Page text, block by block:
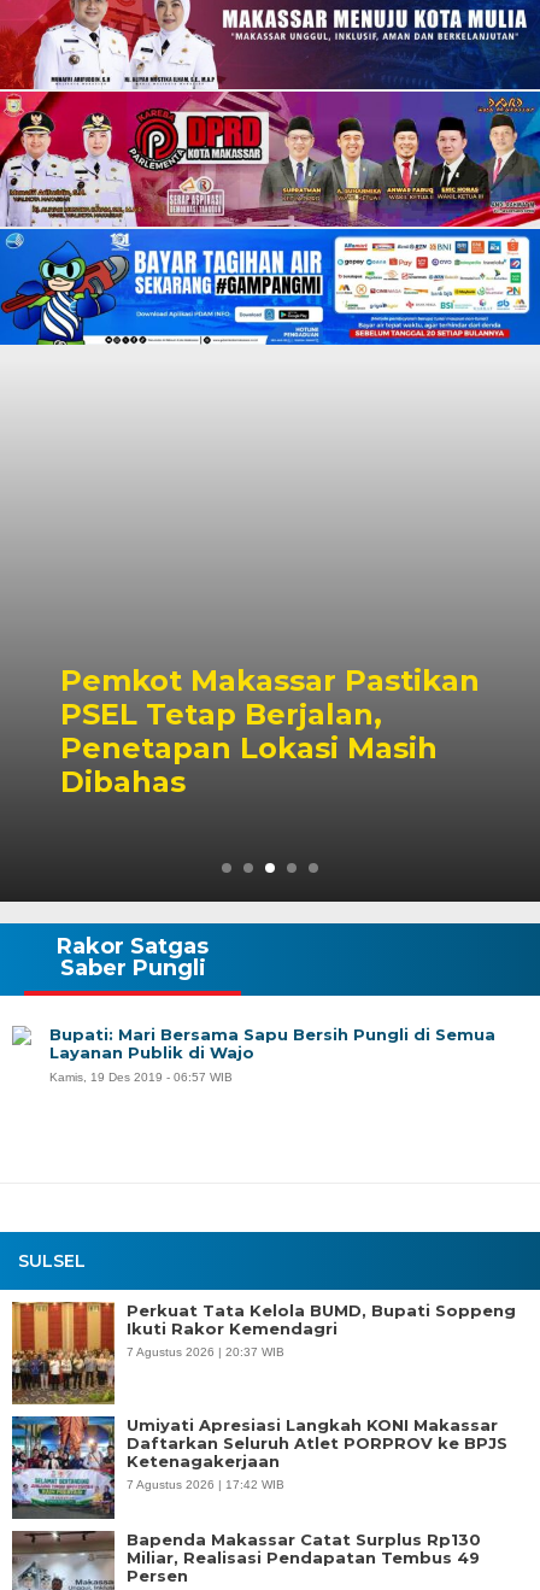
Pemkot Makassar Pastikan
PSEL Tetap Berjalan,
Penetapan Lokasi Masih
Dibahas
SULSEL
Perkuat Tata Kelola BUMD, Bupati Soppeng
Ikuti Rakor Kemendagri
7 Agustus 2026 | 20:37 WIB
Umiyati Apresiasi Langkah KONI Makassar
Daftarkan Seluruh Atlet PORPROV ke BPJS
Ketenagakerjaan
7 Agustus 2026 | 17:42 WIB
Bapenda Makassar Catat Surplus Rp130
Miliar, Realisasi Pendapatan Tembus 49
Persen
Rakor Satgas
Saber Pungli
Bupati: Mari Bersama Sapu Bersih Pungli di Semua
Layanan Publik di Wajo
Kamis, 19 Des 2019 - 06:57 WIB